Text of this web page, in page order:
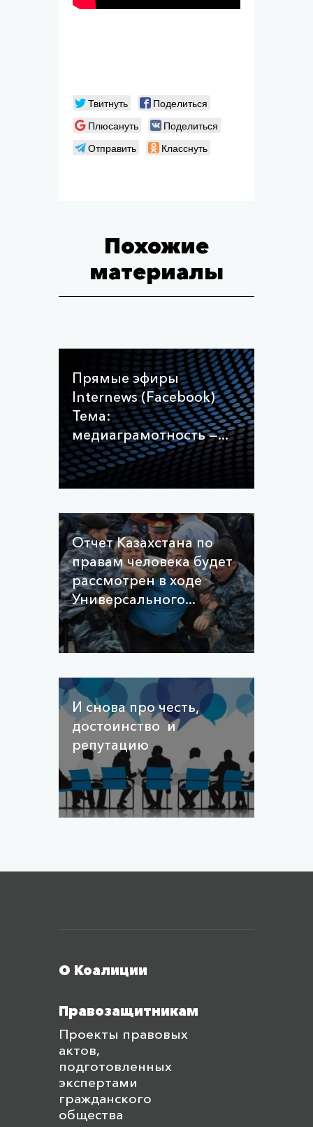
Твитнуть
Поделиться
Плюсануть
Поделиться
Отправить
Класснуть
Похожие
материалы
Прямые эфиры
Internews (Facebook)
Тема:
медиаграмотность —...
Отчет Казахстана по
правам человека будет
рассмотрен в ходе
Универсального...
И снова про честь,
достоинство и
репутацию
О Коалиции
Правозащитникам
Проекты правовых
актов,
подготовленных
экспертами
гражданского
общества